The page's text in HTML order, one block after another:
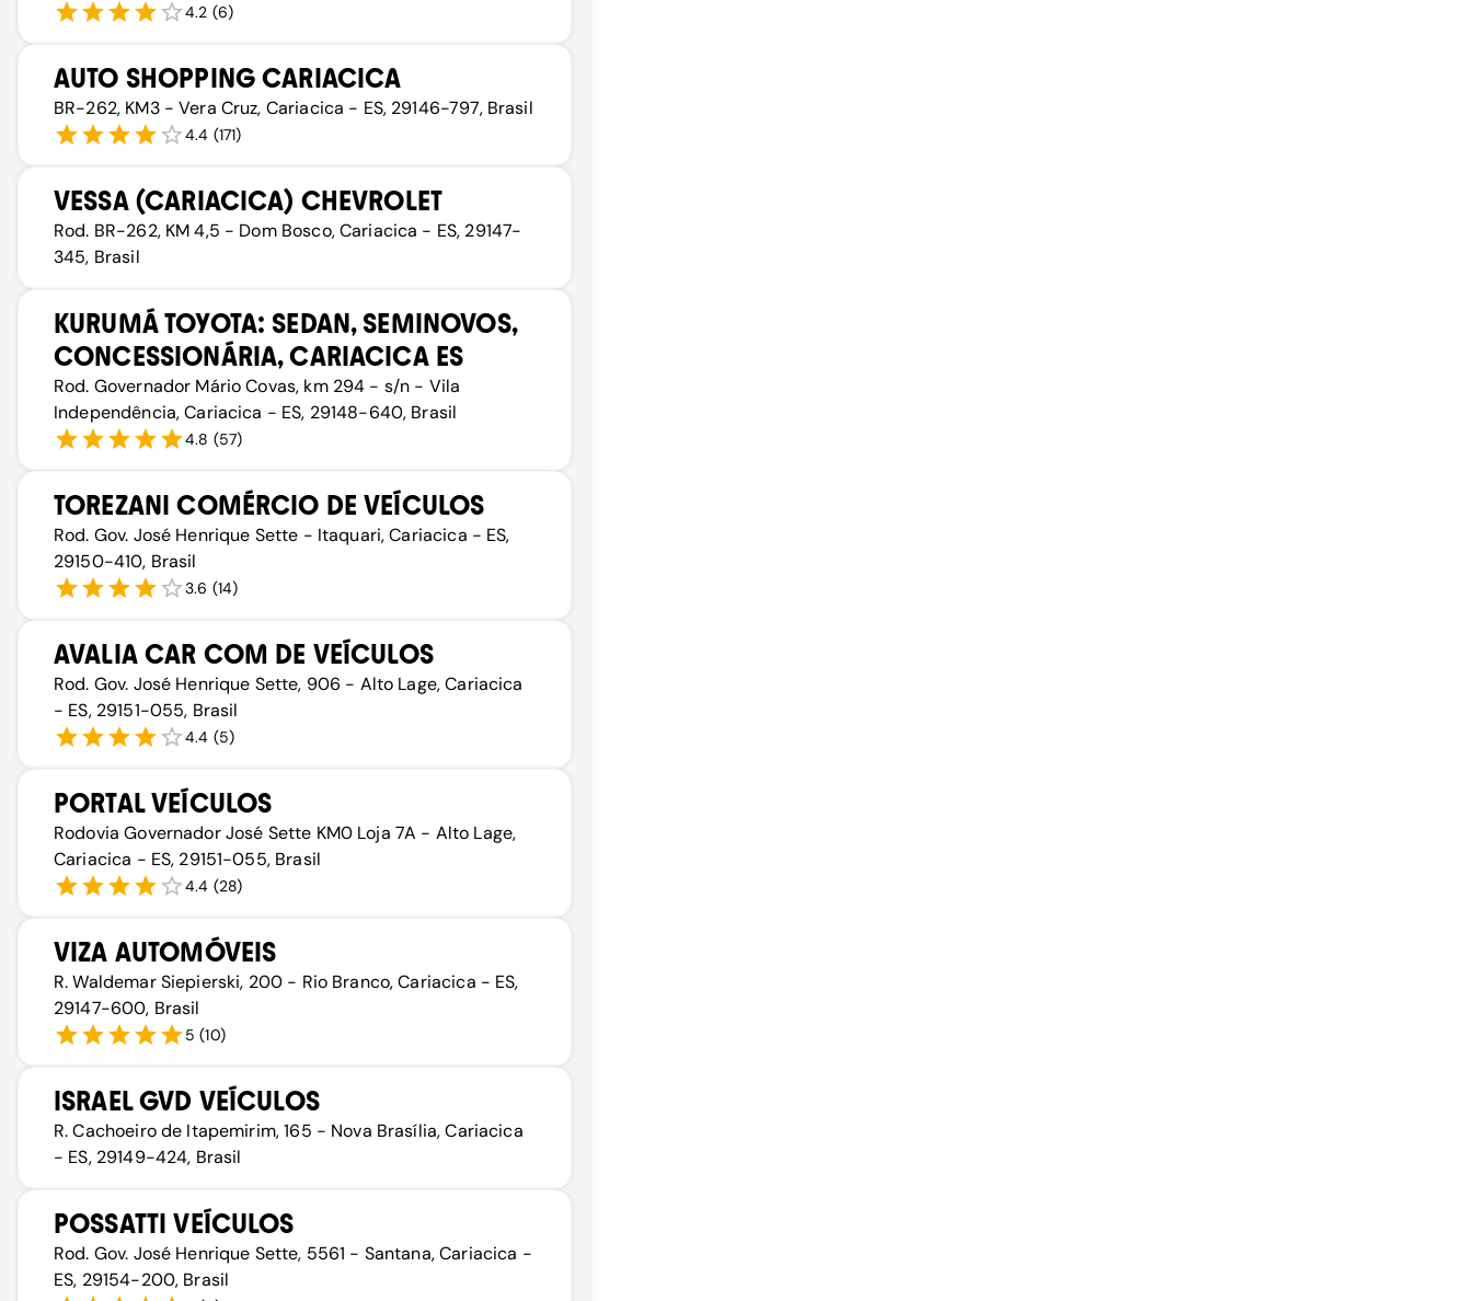
4.2 (6)
AUTO SHOPPING CARIACICA
BR-262, KM3 - Vera Cruz, Cariacica - ES, 29146-797, Brasil
4.4 (171)
VESSA (CARIACICA) CHEVROLET
Rod. BR-262, KM 4,5 - Dom Bosco, Cariacica - ES, 29147-
345, Brasil
KURUMÁ TOYOTA: SEDAN, SEMINOVOS,
CONCESSIONÁRIA, CARIACICA ES
Rod. Governador Mário Covas, km 294 - s/n - Vila
Independência, Cariacica - ES, 29148-640, Brasil
4.8 (57)
TOREZANI COMÉRCIO DE VEÍCULOS
Rod. Gov. José Henrique Sette - Itaquari, Cariacica - ES,
29150-410, Brasil
3.6 (14)
AVALIA CAR COM DE VEÍCULOS
Rod. Gov. José Henrique Sette, 906 - Alto Lage, Cariacica
- ES, 29151-055, Brasil
4.4 (5)
PORTAL VEÍCULOS
Rodovia Governador José Sette KM0 Loja 7A - Alto Lage,
Cariacica - ES, 29151-055, Brasil
4.4 (28)
VIZA AUTOMÓVEIS
R. Waldemar Siepierski, 200 - Rio Branco, Cariacica - ES,
29147-600, Brasil
5 (10)
ISRAEL GVD VEÍCULOS
R. Cachoeiro de Itapemirim, 165 - Nova Brasília, Cariacica
- ES, 29149-424, Brasil
POSSATTI VEÍCULOS
Rod. Gov. José Henrique Sette, 5561 - Santana, Cariacica -
ES, 29154-200, Brasil